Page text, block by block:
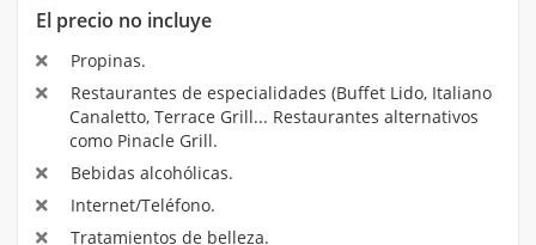
El precio no incluye
Propinas.
Restaurantes de especialidades (Buffet Lido, Italiano
Canaletto, Terrace Grill... Restaurantes alternativos
como Pinacle Grill.
Bebidas alcohólicas.
Internet/Teléfono.
Tratamientos de belleza.